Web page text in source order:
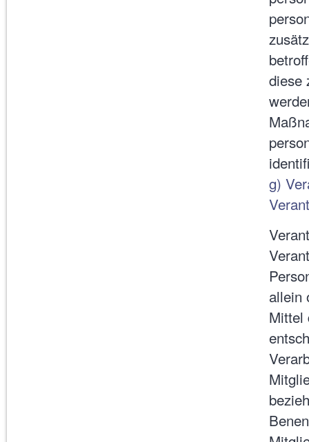
diese
g)
allein
Mittel